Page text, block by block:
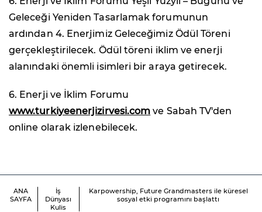
Geleceği Yeniden Tasarlamak forumunun
ardından 4. Enerjimiz Geleceğimiz Ödül Töreni
gerçekleştirilecek. Ödül töreni iklim ve enerji
alanındaki önemli isimleri bir araya getirecek.
6. Enerji ve İklim Forumu
www.turkiyeenerjizirvesi.com ve Sabah TV'den
online olarak izlenebilecek.
ANA
SAYFA
İş
Dünyası
Kulis
Karpowership, Future Grandmasters ile küresel
sosyal etki programını başlattı